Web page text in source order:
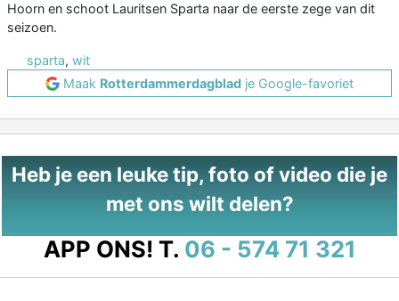
Hoorn en schoot Lauritsen Sparta naar de eerste zege van dit
seizoen.
sparta, wit
Maak Rotterdammerdagblad je Google-favoriet
Heb je een leuke tip, foto of video die je
met ons wilt delen?
APP ONS! T. 06 - 574 71 321